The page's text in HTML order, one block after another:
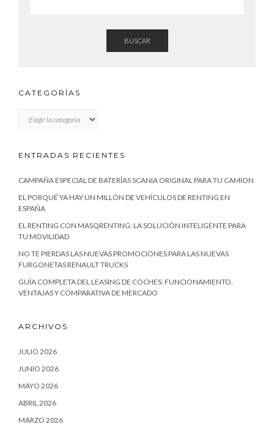
BUSCAR
CATEGORÍAS
ENTRADAS RECIENTES
CAMPAÑA ESPECIAL DE BATERÍAS SCANIA ORIGINAL PARA TU CAMION
EL PORQUÉ YA HAY UN MILLÓN DE VEHÍCULOS DE RENTING EN
ESPAÑA
EL RENTING CON MASQRENTING: LA SOLUCIÓN INTELIGENTE PARA
TU MOVILIDAD
NO TE PIERDAS LAS NUEVAS PROMOCIONES PARA LAS NUEVAS
FURGONETAS RENAULT TRUCKS
GUÍA COMPLETA DEL LEASING DE COCHES: FUNCIONAMIENTO,
VENTAJAS Y COMPARATIVA DE MERCADO
ARCHIVOS
JULIO 2026
JUNIO 2026
MAYO 2026
ABRIL 2026
MARZO 2026